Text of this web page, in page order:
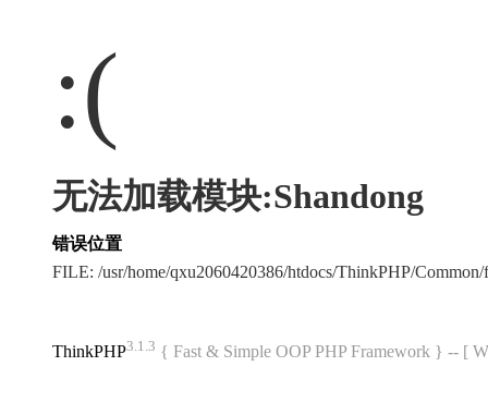
:(
无法加载模块:Shandong
错误位置
FILE: /usr/home/qxu2060420386/htdocs/ThinkPHP/
ThinkPHP3.1.3 { Fast & Simple OOP PHP Framework } -- [